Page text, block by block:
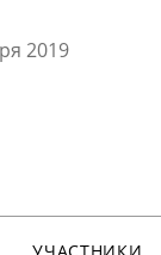
2019
УЧАСТНИКИ